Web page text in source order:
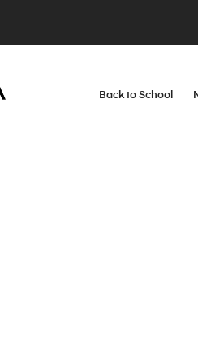
Back to School